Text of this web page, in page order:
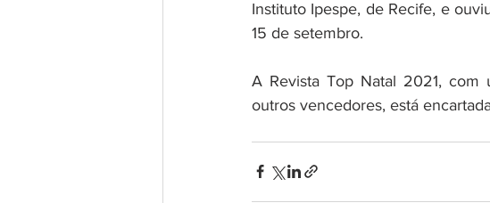
Instituto Ipespe, de Recife, e
15 de setembro.
A Revista Top Natal 2021,
outros vencedores, está